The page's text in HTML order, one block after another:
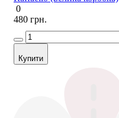
0
480 грн.
Купити